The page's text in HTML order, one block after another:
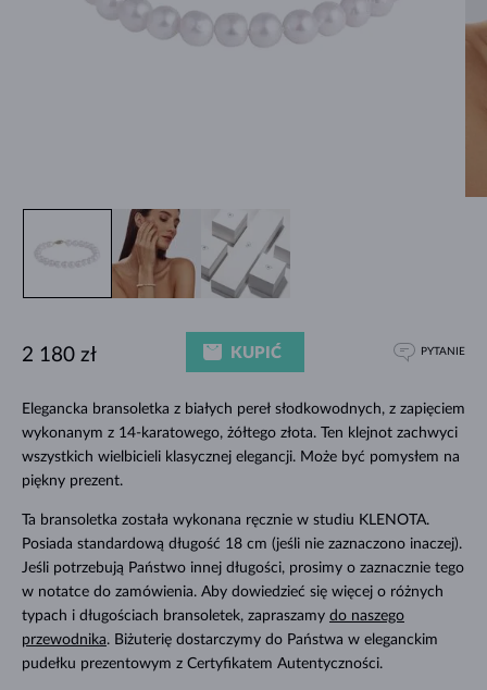
Elegancka bransoletka z białych pereł słodkowodnych, z zapięciem
wykonanym z 14-karatowego, żółtego złota. Ten klejnot zachwyci
wszystkich wielbicieli klasycznej elegancji. Może być pomysłem na
piękny prezent.
Ta bransoletka została wykonana ręcznie w studiu KLENOTA.
Posiada standardową długość 18 cm (jeśli nie zaznaczono inaczej).
Jeśli potrzebują Państwo innej długości, prosimy o zaznacznie tego
w notatce do zamówienia. Aby dowiedzieć się więcej o różnych
typach i długościach bransoletek, zapraszamy do naszego
przewodnika. Biżuterię dostarczymy do Państwa w eleganckim
pudełku prezentowym z Certyfikatem Autentyczności.
2 180 zł KUPIĆ PYTANIE